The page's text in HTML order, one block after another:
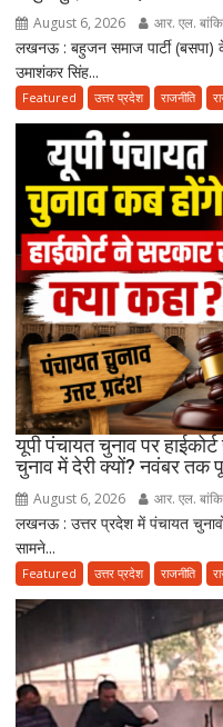
August 6, 2026 आर. एल.
लखनऊ : बहुजन समाज पार्टी (बसपा)
उमाशंकर सिंह...
Featured उत्तर प्रदेश राजनीति
यूपी पंचायत चुनाव पर
चुनाव में देरी क्यों? नवंबर तक
August 6, 2026 आर. एल.
लखनऊ : उत्तर प्रदेश में पंचायत
सामने...
Featured उत्तर प्रदेश राजनीति